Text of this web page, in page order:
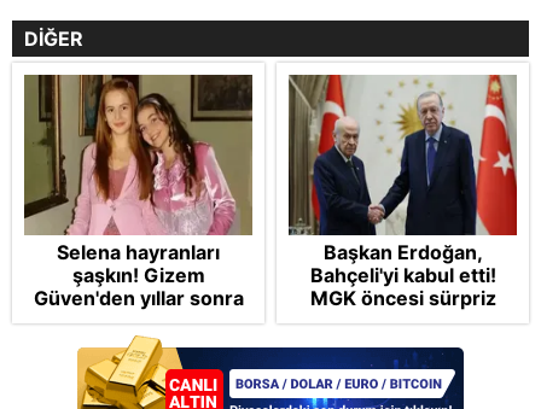
DİĞER
Selena hayranları
şaşkın! Gizem
Güven'den yıllar sonra
gelen Cansu Demirci
itirafı! "Konuşmuyoruz"
Başkan Erdoğan,
Bahçeli'yi kabul etti!
MGK öncesi sürpriz
zirve: Çerçeve Yasa
teklifi gündemde